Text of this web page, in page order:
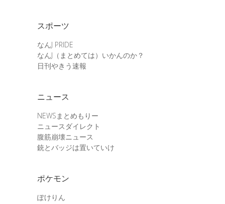
スポーツ
なんJ PRIDE
なんJ（まとめては）いかんのか？
日刊やきう速報
ニュース
NEWSまとめもりー
ニュースダイレクト
腹筋崩壊ニュース
銃とバッジは置いていけ
ポケモン
ぽけりん